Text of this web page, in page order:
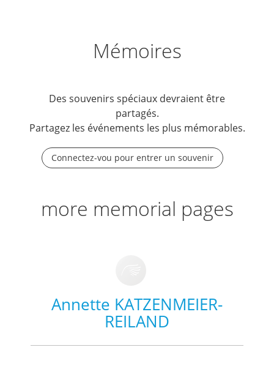
Mémoires
Des souvenirs spéciaux devraient être
partagés.
Partagez les événements les plus mémorables.
Connectez-vou pour entrer un souvenir
more memorial pages
Annette KATZENMEIER-
REILAND